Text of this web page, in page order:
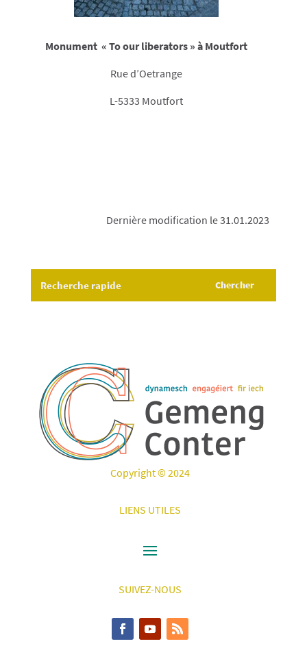
Monument « To our liberators » à Moutfort
Rue d’Oetrange
L-5333 Moutfort
Dernière modification le 31.01.2023
Copyright © 2024
LIENS UTILES
SUIVEZ-NOUS